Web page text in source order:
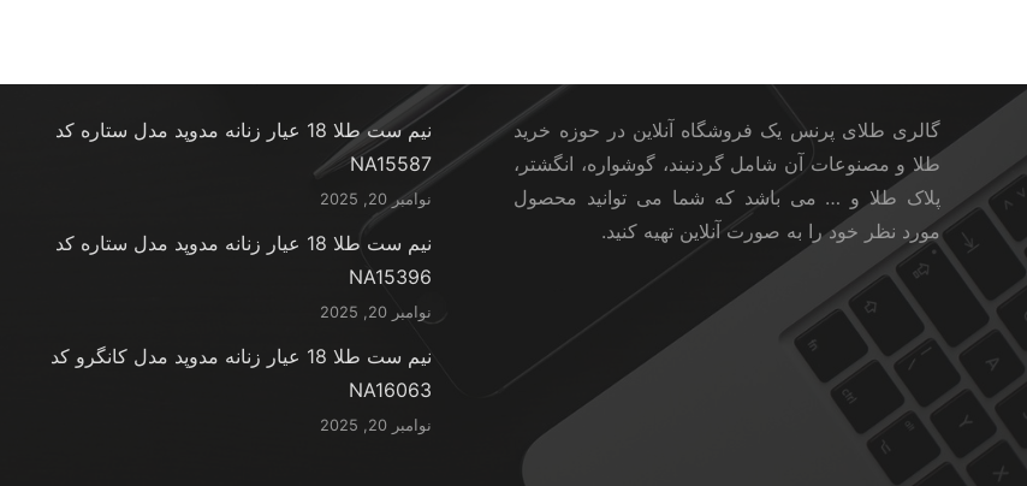
گالری طلای پرنس یک فروشگاه آنلاین در حوزه خرید
طلا و مصنوعات آن شامل گردنبند، گوشواره، انگشتر،
پلاک طلا و … می باشد که شما می توانید محصول
مورد نظر خود را به صورت آنلاین تهیه کنید.
نیم ست طلا 18 عیار زنانه مدوپد مدل ستاره کد
NA15587
نوامبر 20, 2025
نیم ست طلا 18 عیار زنانه مدوپد مدل ستاره کد
NA15396
نوامبر 20, 2025
نیم ست طلا 18 عیار زنانه مدوپد مدل کانگرو کد
NA16063
نوامبر 20, 2025